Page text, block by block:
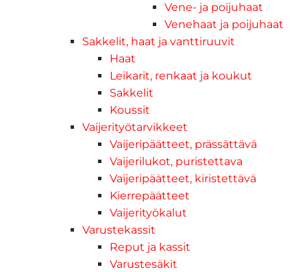
Vene- ja poijuhaat
Venehaat ja poijuhaat
Sakkelit, haat ja vanttiruuvit
Haat
Leikarit, renkaat ja koukut
Sakkelit
Koussit
Vaijerityötarvikkeet
Vaijeripäätteet, prässättävä
Vaijerilukot, puristettava
Vaijeripäätteet, kiristettävä
Kierrepäätteet
Vaijerityökalut
Varustekassit
Reput ja kassit
Varustesäkit